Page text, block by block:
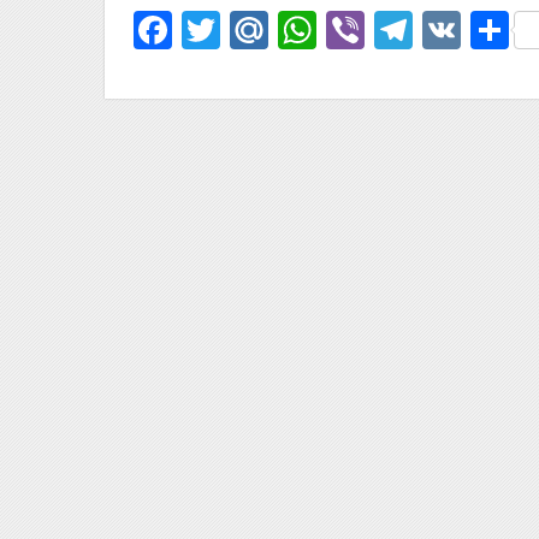
Facebook
TwitterMail.Ru
WhatsApp
Viber VK